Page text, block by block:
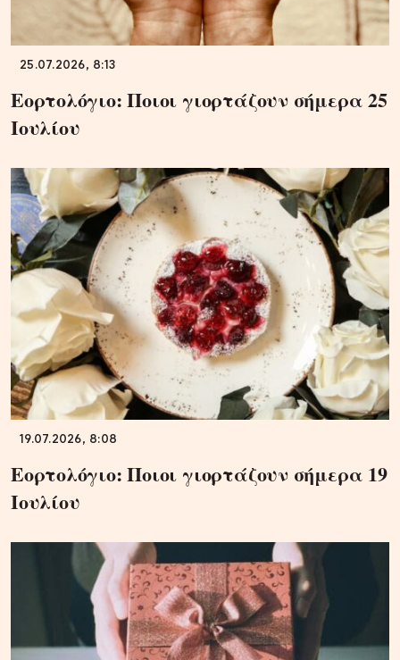
25.07.2026, 8:13
Εορτολόγιο: Ποιοι γιορτάζουν σήμερα 25
Ιουλίου
19.07.2026, 8:08
Εορτολόγιο: Ποιοι γιορτάζουν σήμερα 19
Ιουλίου